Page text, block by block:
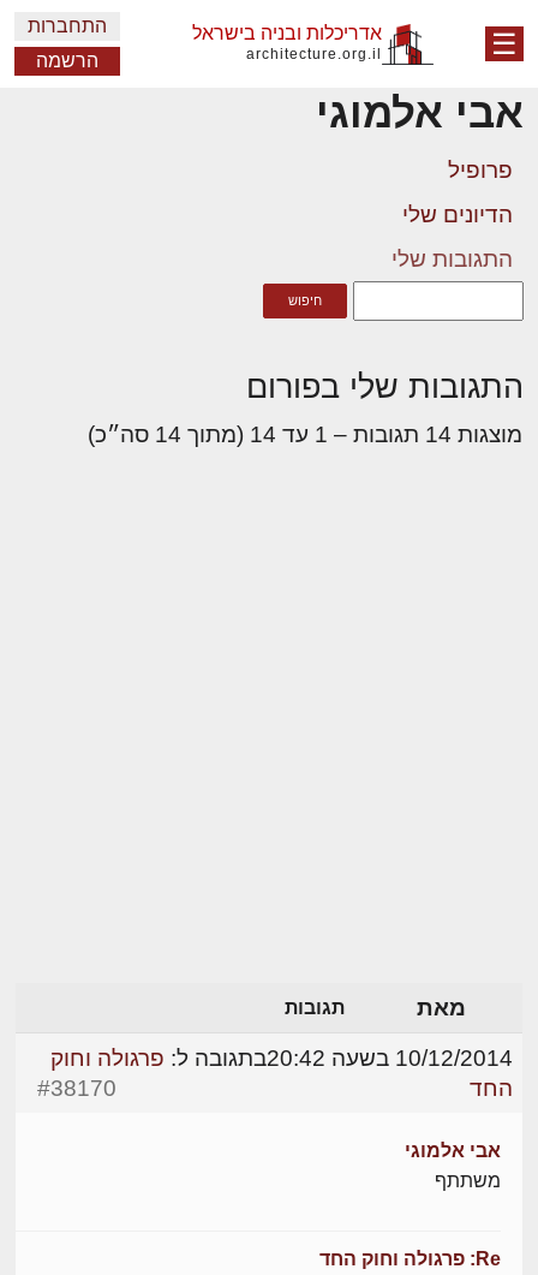
☰ אדריכלות ובניה בישראל
architecture.org.il
התחברות
הרשמה
אבי אלמוגי
פרופיל
הדיונים שלי
התגובות שלי
התגובות שלי בפורום
מוצגות 14 תגובות – 1 עד 14 (מתוך 14 סה״כ)
מאת תגובות
10/12/2014 בשעה 20:42 בתגובה ל: פרגולה וחוק
החד
#38170
אבי אלמוגי
משתתף
Re: פרגולה וחוק החד